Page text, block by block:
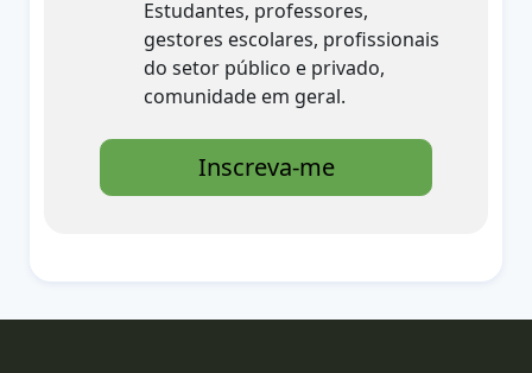
Estudantes, professores,
gestores escolares, profissionais
do setor público e privado,
comunidade em geral.
Inscreva-me